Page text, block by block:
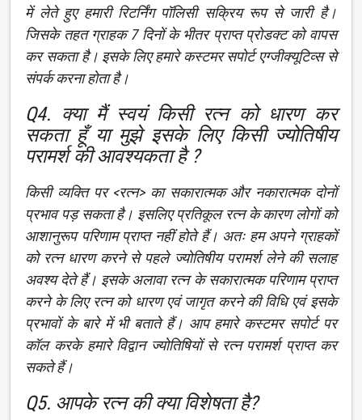
में लेते हुए हमारी रिटर्निंग पॉलिसी सक्रिय रूप से जारी है।
जिसके तहत ग्राहक 7 दिनों के भीतर प्राप्त प्रोडक्ट को वापस
कर सकता है। इसके लिए हमारे कस्टमर सपोर्ट एग्जीक्यूटिव्स से
संपर्क करना होता है।
Q4. क्या मैं स्वयं किसी रत्न को धारण कर
सकता हूँ या मुझे इसके लिए किसी ज्योतिषीय
परामर्श की आवश्यकता है ?
किसी व्यक्ति पर <रत्न> का सकारात्मक और नकारात्मक दोनों
प्रभाव पड़ सकता है। इसलिए प्रतिकूल रत्न के कारण लोगों को
आशानुरूप परिणाम प्राप्त नहीं होते हैं। अतः हम अपने ग्राहकों
को रत्न धारण करने से पहले ज्योतिषीय परामर्श लेने की सलाह
अवश्य देते हैं। इसके अलावा रत्न के सकारात्मक परिणाम प्राप्त
करने के लिए रत्न को धारण एवं जागृत करने की विधि एवं इसके
प्रभावों के बारे में भी बताते हैं। आप हमारे कस्टमर सपोर्ट पर
कॉल करके हमारे विद्वान ज्योतिषियों से रत्न परामर्श प्राप्त कर
सकते हैं।
Q5. आपके रत्न की क्या विशेषता है?